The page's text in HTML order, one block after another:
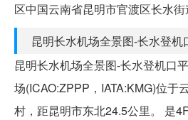
区中国云南省昆明市官渡区长水街
昆明长水机场全景图-长水登机
昆明长水机场全景图-长水登机口
场(ICAO:ZPPP，IATA:KMG)位于
村，距昆明市东北24.5公里。 是